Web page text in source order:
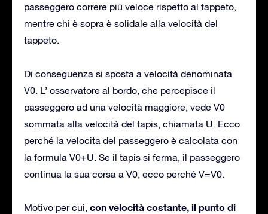
passeggero correre più veloce rispetto al tappeto,
mentre chi è sopra è solidale alla velocità del
tappeto.
Di conseguenza si sposta a velocità denominata
V0. L’ osservatore al bordo, che percepisce il
passeggero ad una velocità maggiore, vede V0
sommata alla velocità del tapis, chiamata U. Ecco
perché la velocita del passeggero è calcolata con
la formula V0+U. Se il tapis si ferma, il passeggero
continua la sua corsa a V0, ecco perché V=V0.
Motivo per cui, con velocità costante, il punto di